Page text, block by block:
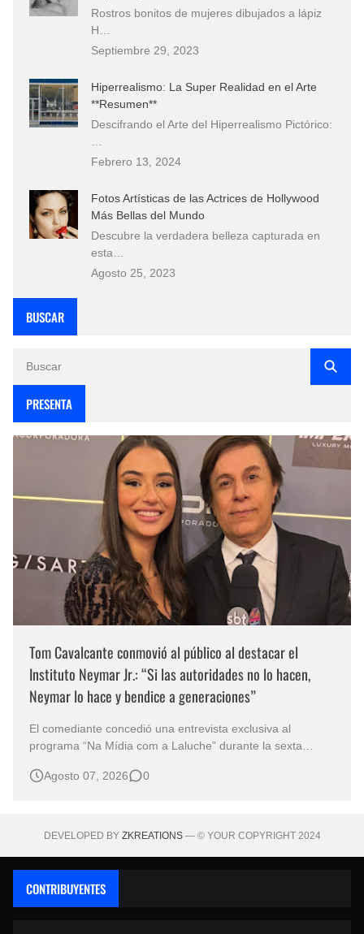
Rostros bonitos de mujeres dibujados a lápiz
H…
Septiembre 29, 2023
Hiperrealismo: La Super Realidad en el Arte
**Resumen**
Descifrando el Arte del Hiperrealismo Pictórico:
Febrero 13, 2024
Fotos Artísticas de las Actrices de Hollywood
Más Bellas del Mundo
Descubre la verdadera belleza capturada en
esta…
Agosto 25, 2023
BUSCAR
PRESENTA
Tom Cavalcante conmovió al público al destacar el
Instituto Neymar Jr.: “Si las autoridades no lo hacen,
Neymar lo hace y bendice a generaciones”
El comediante concedió una entrevista exclusiva al
programa “Na Mídia com a Laluche” durante la sexta
eventos benéficos más importantes de Brasil. En medio del
Agosto 07, 2026 0
DEVELOPED BY ZKREATIONS— © YOUR COPYRIGHT 2024
CONTRIBUYENTES